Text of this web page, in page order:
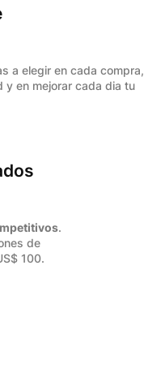
a elegir en cada compra,
y en mejorar cada dia tu
.
de
100.